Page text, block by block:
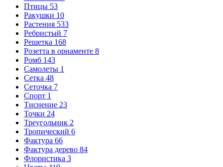
Птицы 53
Ракушки 10
Растения 533
Ребристый 7
Решетка 168
Розетта в орнаменте 8
Ромб 143
Самолеты 1
Сетка 48
Сеточка 7
Спорт 1
Тиснение 23
Точки 24
Треугольник 2
Тропический 6
Фактура 66
Фактура дерево 84
Флористика 3